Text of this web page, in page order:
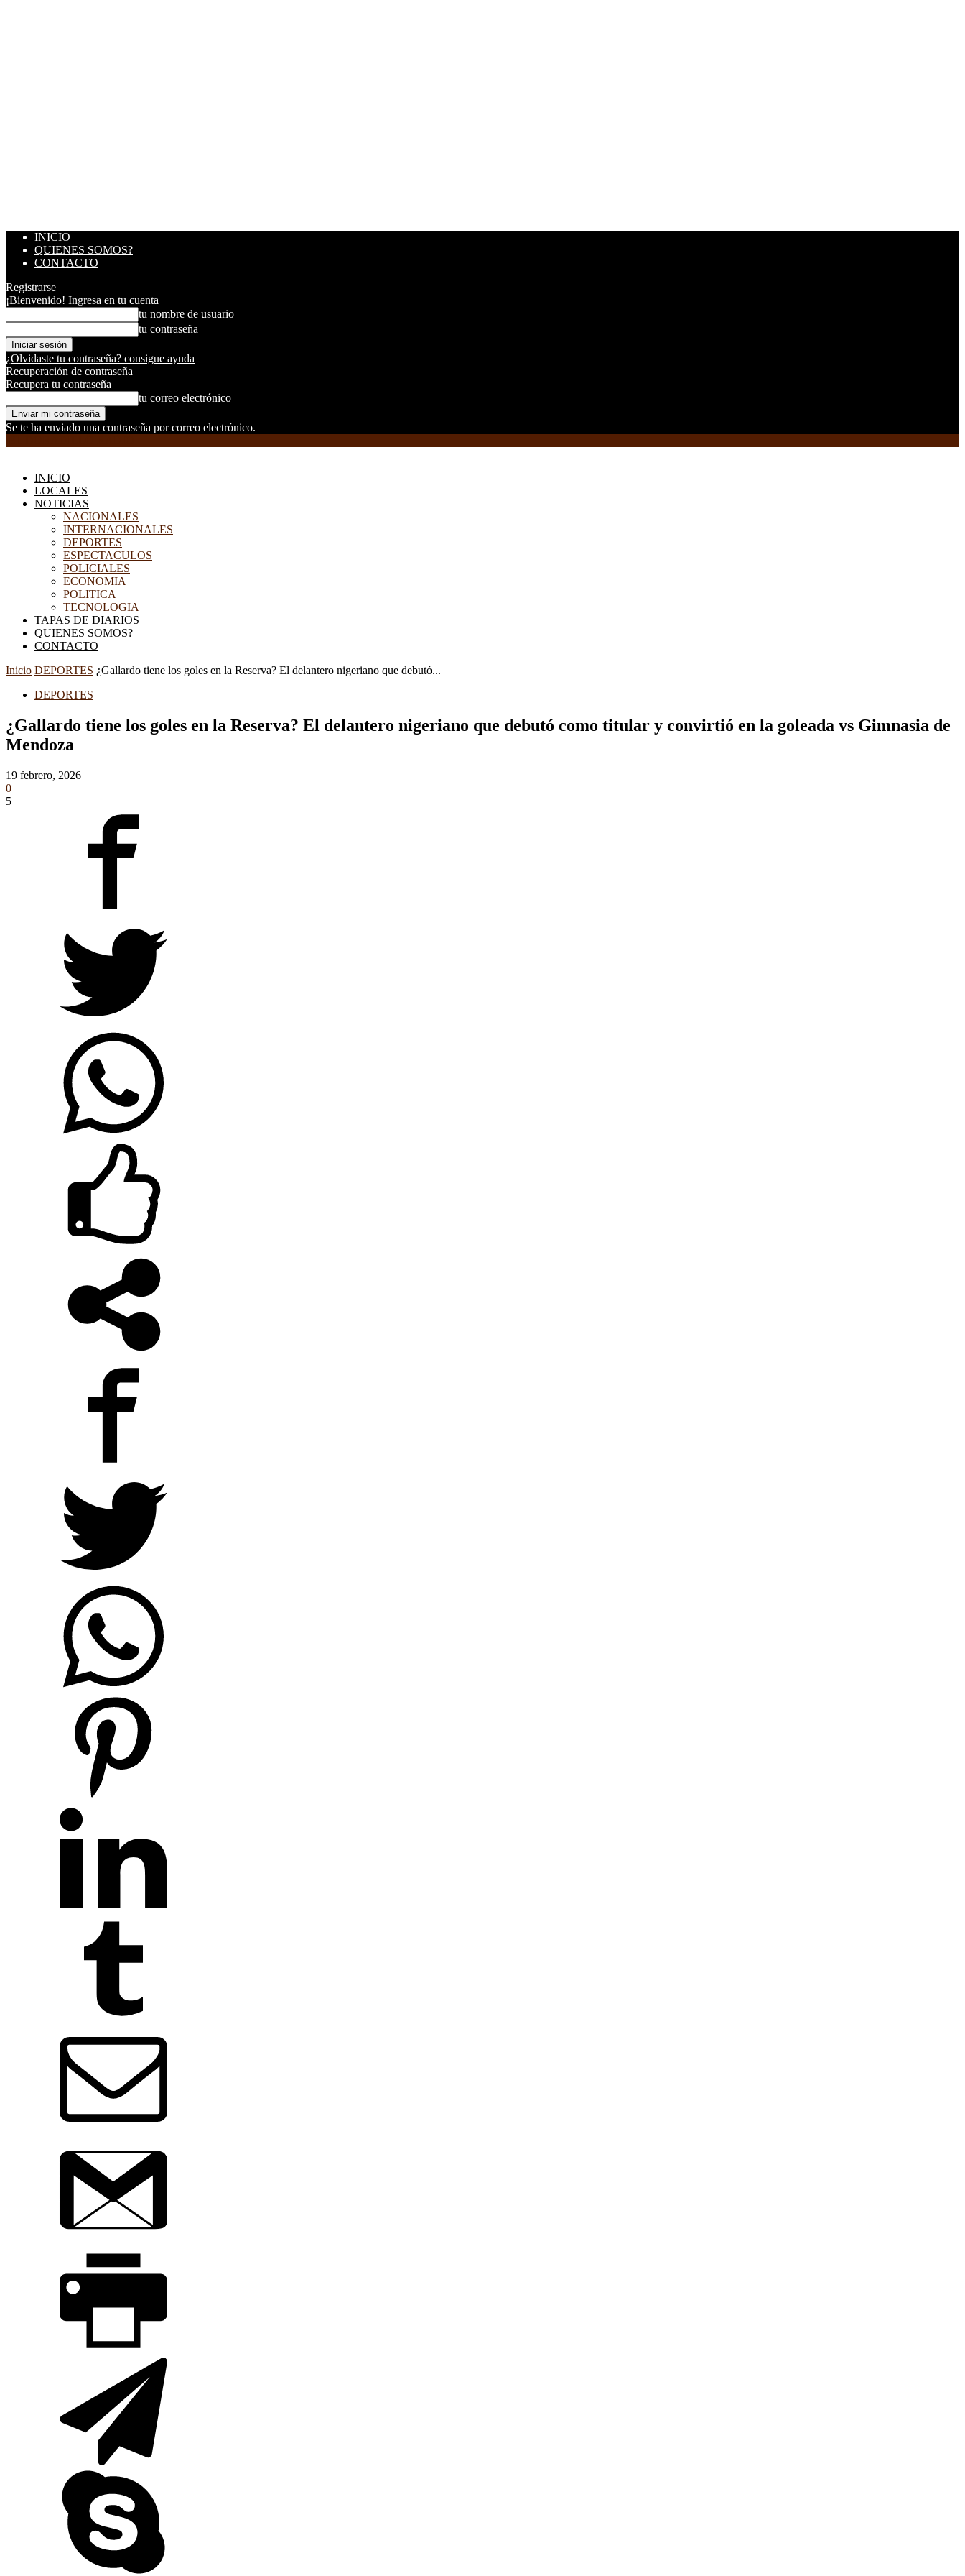
INICIO
QUIENES SOMOS?
CONTACTO
Registrarse
¡Bienvenido! Ingresa en tu cuenta
tu nombre de usuario
tu contraseña
¿Olvidaste tu contraseña? consigue ayuda
Recuperación de contraseña
Recupera tu contraseña
tu correo electrónico
Se te ha enviado una contraseña por correo electrónico.
INICIO
LOCALES
NOTICIAS
NACIONALES
INTERNACIONALES
DEPORTES
ESPECTACULOS
POLICIALES
ECONOMIA
POLITICA
TECNOLOGIA
TAPAS DE DIARIOS
QUIENES SOMOS?
CONTACTO
Inicio DEPORTES ¿Gallardo tiene los goles en la Reserva? El delantero nigeriano que debutó...
DEPORTES
¿Gallardo tiene los goles en la Reserva? El delantero nigeriano que debutó como titular y convirtió en la goleada vs Gimnasia de
Mendoza
19 febrero, 2026
0
5